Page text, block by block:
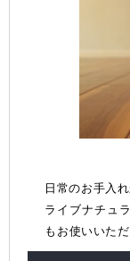
日常のお手入
ライブナチュ
も お使いいただ